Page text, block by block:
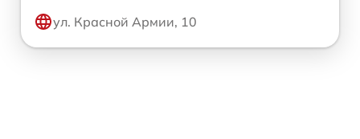
ул. Красной Армии, 10